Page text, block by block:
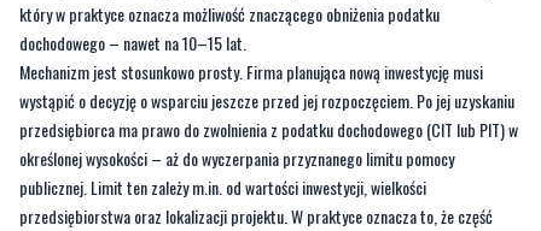
który w praktyce oznacza możliwość znaczącego obniżenia podatku
dochodowego – nawet na 10–15 lat.
Mechanizm jest stosunkowo prosty. Firma planująca nową inwestycję musi
wystąpić o decyzję o wsparciu jeszcze przed jej rozpoczęciem. Po jej uzyskaniu
przedsiębiorca ma prawo do zwolnienia z podatku dochodowego (CIT lub PIT) w
określonej wysokości – aż do wyczerpania przyznanego limitu pomocy
publicznej. Limit ten zależy m.in. od wartości inwestycji, wielkości
przedsiębiorstwa oraz lokalizacji projektu. W praktyce oznacza to, że część